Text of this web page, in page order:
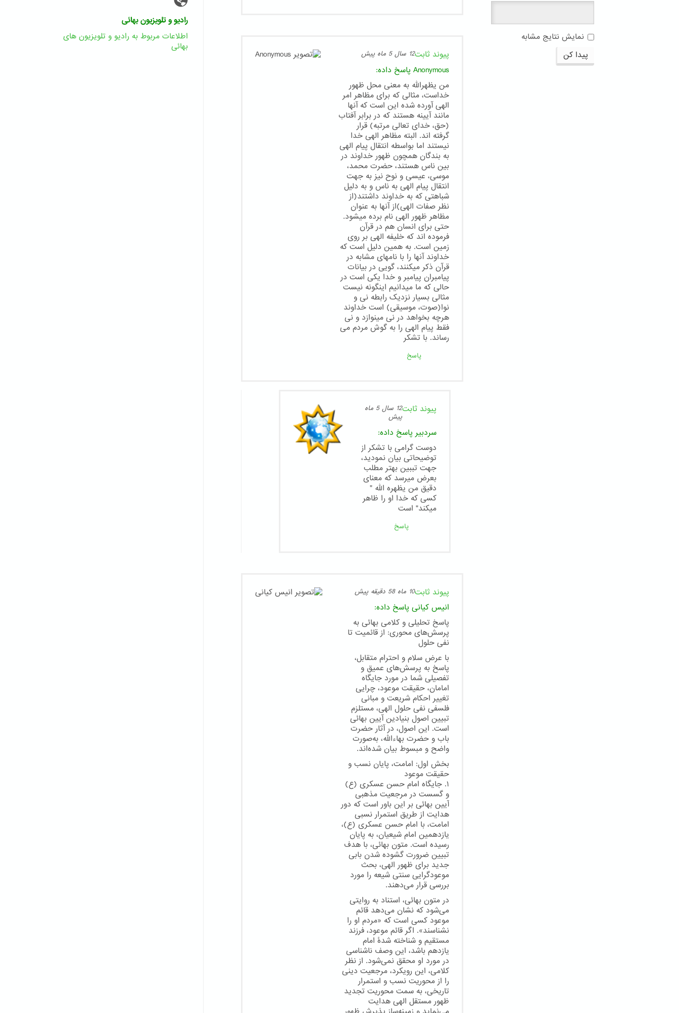
پیوند ثابت12 سال 5 ماه پیش
Anonymous پاسخ داده:
من یظهرالله به معنی محل ظهور
خداست، مثالی که برای مظاهر امر
الهی آورده شده این است که آنها
مانند آیینه هستند که در برابر آفتاب
(حق، خدای تعالی مرتبه) قرار
گرفته اند. البته مظاهر الهی خدا
نیستند اما بواسطه انتقال پیام الهی
به بندگان همچون ظهور خداوند در
بین ناس هستند، حضرت محمد،
موسی، عیسی و نوح نیز به جهت
انتقال پیام الهی به ناس و به دلیل
شباهتی که به خداوند داشتند(از
نظر صفات الهی)از آنها به عنوان
مظاهر ظهور الهی نام برده میشود.
حتی برای انسان هم در قرآن
فرموده اند که خلیفه الهی بر روی
زمین است. به همین دلیل است که
خداوند آنها را با نامهای مشابه در
قرآن ذکر میکنند، گویی در بیانات
پیامبران پیامبر و خدا یکی است در
حالی که ما میدانیم اینگونه نیست
مثالی بسیار نزدیک رابطه نی و
نوا(صوت، موسیقی) است خداوند
هرچه بخواهد در نی مینوازد و نی
فقط پیام الهی را به گوش مردم می
رساند. با تشکر
پاسخ
پیوند ثابت
12 سال 5 ماه
پیش
سردبیر پاسخ داده:
دوست گرامی با تشکر از
توضیحاتی بیان نمودید،
جهت تببین بهتر مطلب
بعرض میرسد که معنای
دقیق من یظهره الله "
کسی که خدا او را ظاهر
میکند" است
پاسخ
پیوند ثابت10 ماه 58 دقیقه پیش
انیس کیانی پاسخ داده:
پاسخ تحلیلی و کلامی بهائی به
پرسش‌های محوری: از قائمیت تا
نفی حلول
با عرض سلام و احترام متقابل،
پاسخ به پرسش‌های عمیق و
تفصیلی شما در مورد جایگاه
امامان، حقیقت موعود، چرایی
تغییر احکام شریعت و مبانی
فلسفی نفی حلول الهی، مستلزم
تبیین اصول بنیادین آیین بهائی
است. این اصول، در آثار حضرت
باب و حضرت بهاءالله، به‌صورت
واضح و مبسوط بیان شده‌اند.
بخش اول: امامت، پایان نسب و
حقیقت موعود
۱. جایگاه امام حسن عسکری (ع)
و گسست در مرجعیت مذهبی
آیین بهائی بر این باور است که دور
هدایت از طریق استمرار نسبی
امامت، با امام حسن عسکری (ع)،
یازدهمین امام شیعیان، به پایان
رسیده است. متون بهائی، با هدف
تبیین ضرورت گشوده شدن بابی
جدید برای ظهور الهی، بحث
موعودگرایی سنتی شیعه را مورد
بررسی قرار می‌دهند.
در متون بهائی، استناد به روایتی
می‌شود که نشان می‌دهد قائم
موعود کسی است که «مردم او را
نشناسند». اگر قائم موعود، فرزند
مستقیم و شناخته شدهٔ امام
یازدهم باشد، این وصف ناشناسی
در مورد او محقق نمی‌شود. از نظر
کلامی، این رویکرد، مرجعیت دینی
را از محوریت نسب و استمرار
تاریخی، به سمت محوریت تجدید
ظهور مستقل الهی هدایت
رادیو و تلویزیون بهائی
اطلاعات مربوط به رادیو و تلویزیون های
بهائی
نمایش نتایج مشابه
پیدا کن